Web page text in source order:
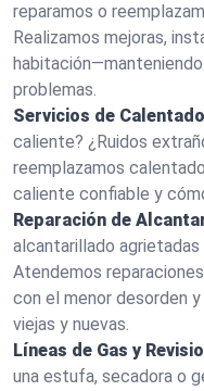
reparamos o
Realizamos mejoras,
problemas.
Servicios de
caliente? ¿Ruidos
reemplazamos
caliente confiable y
Reparación de
alcantarillado
Atendemos
con el menor desorden
viejas y nuevas.
Líneas de Gas y
una estufa, secadora o